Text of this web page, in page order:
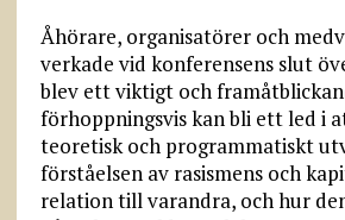
Åhörare, organisatörer och
verkade vid konferensens slut
blev ett viktigt och
förhoppningsvis kan bli ett led i
teoretisk och programmatiskt
förståelsen av rasismens och
relation till varandra, och hur